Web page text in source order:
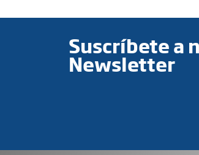
Suscríbete a
Newsletter